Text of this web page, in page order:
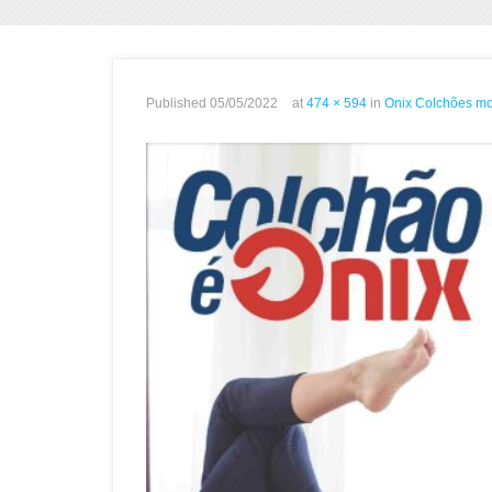
Published 05/05/2022 at 474 × 594 in Onix Colchões